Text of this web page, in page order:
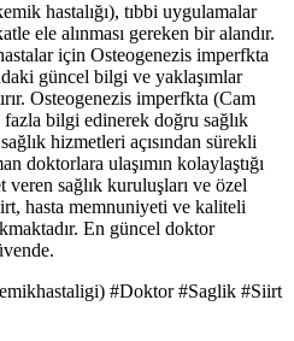
hastalığı), tıbbi uygulamalar
ele alınması gereken bir alandır.
için Osteogenezis imperfkta
güncel bilgi ve yaklaşımlar
Osteogenezis imperfkta (Cam
fazla bilgi edinerek doğru sağlık
hizmetleri açısından sürekli
doktorlara ulaşımın kolaylaştığı
veren sağlık kuruluşları ve özel
hasta memnuniyeti ve kaliteli
En güncel doktor
#Doktor #Saglik #Siirt